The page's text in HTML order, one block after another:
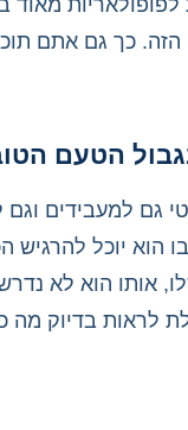
כך גם אתם
הטעם
גם למעבידים וגם
יוכל להרגיש
אותו הוא לא
לראות בדיוק מה